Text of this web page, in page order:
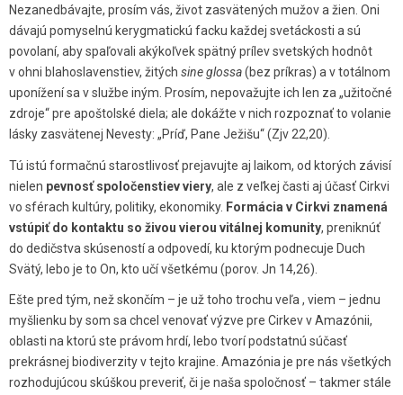
Nezanedbávajte, prosím vás, život zasvätených mužov a žien. Oni
dávajú pomyselnú kerygmatickú facku každej svetáckosti a sú
povolaní, aby spaľovali akýkoľvek spätný prílev svetských hodnôt
v ohni blahoslavenstiev, žitých sine glossa(bez príkras) a v totálnom
uponížení sa v službe iným. Prosím, nepovažujte ich len za „užitočné
zdroje“ pre apoštolské diela; ale dokážte v nich rozpoznať to volanie
lásky zasvätenej Nevesty: „Príď, Pane Ježišu“ (Zjv 22,20).
Tú istú formačnú starostlivosť prejavujte aj laikom, od ktorých závisí
nielen pevnosť spoločenstiev viery, ale z veľkej časti aj účasť Cirkvi
vo sférach kultúry, politiky, ekonomiky. Formácia v Cirkvi znamená
vstúpiť do kontaktu so živou vierou vitálnej komunity, preniknúť
do dedičstva skúseností a odpovedí, ku ktorým podnecuje Duch
Svätý, lebo je to On, kto učí všetkému (porov. Jn 14,26).
Ešte pred tým, než skončím – je už toho trochu veľa , viem – jednu
myšlienku by som sa chcel venovať výzve pre Cirkev v Amazónii,
oblasti na ktorú ste právom hrdí, lebo tvorí podstatnú súčasť
prekrásnej biodiverzity v tejto krajine. Amazónia je pre nás všetkých
rozhodujúcou skúškou preveriť, či je naša spoločnosť – takmer stále